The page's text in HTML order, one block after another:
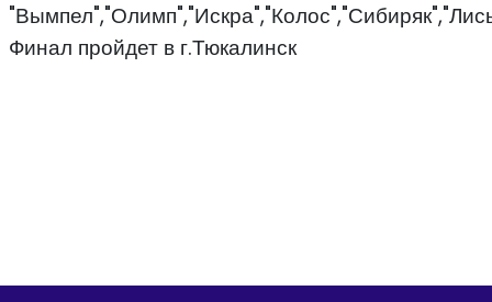
Финал пройдет в г.Тюкалинск